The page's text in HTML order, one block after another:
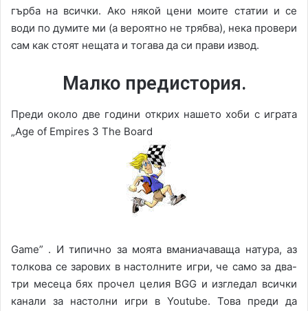
гърба на всички. Ако някой цени моите статии и се
води по думите ми (а вероятно не трябва), нека провери
сам как стоят нещата и тогава да си прави извод.
Малко предистория.
Преди около две години открих нашето хоби с играта
„Age of Empires 3 The Board
Game” . И типично за моята вманиачаваща натура, аз
толкова се зарових в настолните игри, че само за два-
три месеца бях прочел целия BGG и изгледал всички
канали за настолни игри в Youtube. Това преди да